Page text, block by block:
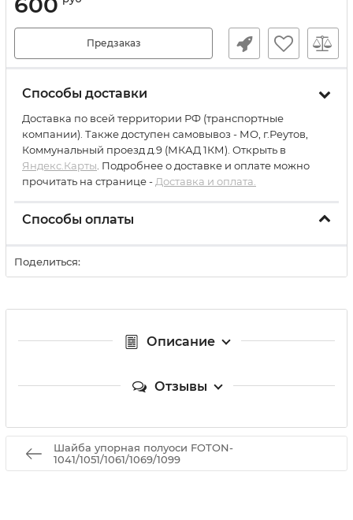
Предзаказ
Способы доставки
Доставка по всей территории РФ (транспортные
компании). Также доступен самовывоз - МО, г.Реутов,
Коммунальный проезд д.9 (МКАД 1КМ). Открыть в
Яндекс.Карты . Подробнее о доставке и оплате можно
прочитать на странице - Доставка и оплата.
Способы оплаты
Поделиться:
Описание
Отзывы
Шайба упорная полуоси FOTON-
1041/1051/1061/1069/1099